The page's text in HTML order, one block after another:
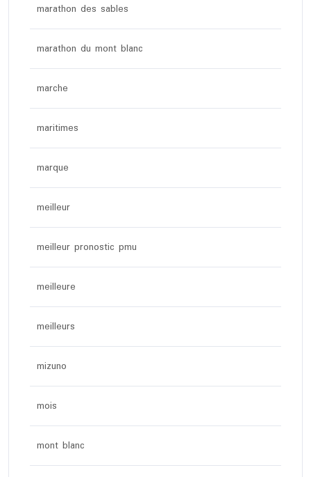
marathon des sables
marathon du mont blanc
marche
maritimes
marque
meilleur
meilleur pronostic pmu
meilleure
meilleurs
mizuno
mois
mont blanc